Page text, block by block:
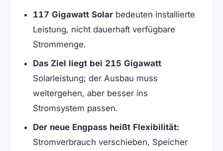
117 Gigawatt Solarbedeuten installierte
Leistung, nicht dauerhaft verfügbare
Strommenge.
Das Ziel liegt bei 215 Gigawatt
Solarleistung; der Ausbau muss
weitergehen, aber besser ins
Stromsystem passen.
Der neue Engpass heißt Flexibilität:
Stromverbrauch verschieben, Speicher